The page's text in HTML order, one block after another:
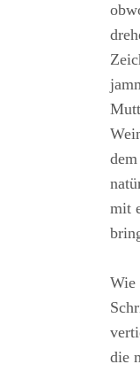
mit
Wie
die